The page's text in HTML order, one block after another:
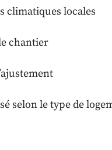
climatiques locales
chantier
selon le type de